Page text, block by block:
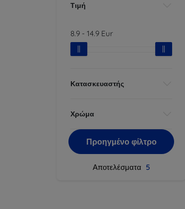
Τιμή
8.9 - 14.9 Eur
Κατασκευαστής
Χρώμα
Προηγμένο φίλτρο
Αποτελέσματα 5